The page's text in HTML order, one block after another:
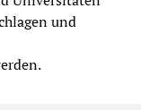
und